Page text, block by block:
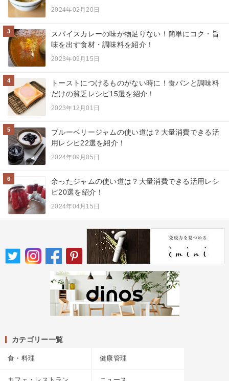
2024年02月20日
3
スパイスカレーの味が物足りない！簡単にコク・旨
味を出す食材・調味料を紹介！
2023年09月15日
4
トーストにつけるものがない時に！食パンと調味料
だけの貧乏レシピ15選を紹介！
2023年12月01日
5
ブルーベリージャムの使い道は？大量消費できる活
用レシピ22選を紹介！
2024年09月05日
6
余ったジャムの使い道は？大量消費できる活用レシ
ピ20選を紹介！
2024年04月15日
カテゴリー一覧
食・料理 健康管理